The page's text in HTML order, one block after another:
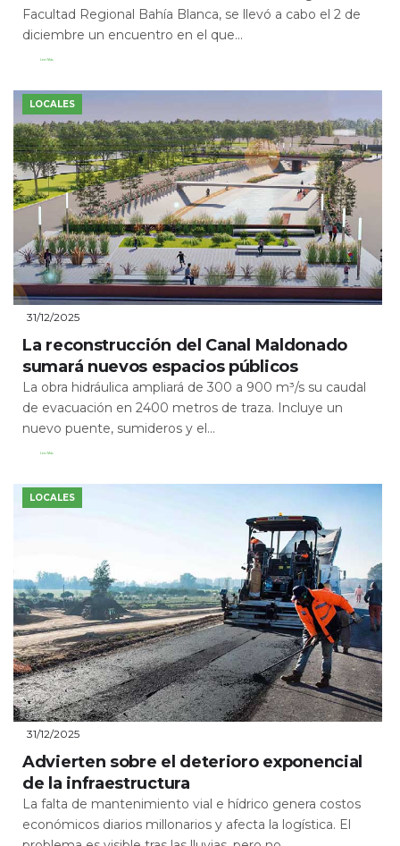
Facultad Regional Bahía Blanca, se llevó a cabo el 2 de
diciembre un encuentro en el que...
Leer Más
LOCALES
31/12/2025
La reconstrucción del Canal Maldonado
sumará nuevos espacios públicos
La obra hidráulica ampliará de 300 a 900 m³/s su caudal
de evacuación en 2400 metros de traza. Incluye un
nuevo puente, sumideros y el...
Leer Más
LOCALES
31/12/2025
Advierten sobre el deterioro exponencial
de la infraestructura
La falta de mantenimiento vial e hídrico genera costos
económicos diarios millonarios y afecta la logística. El